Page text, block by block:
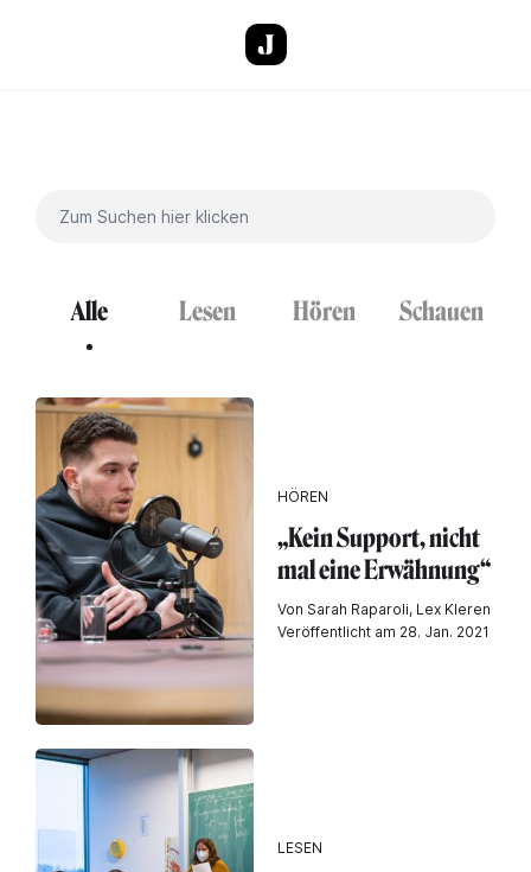
Alle Lesen Hören Schauen
HÖREN
„Kein Support, nicht
mal eine Erwähnung“
Von Sarah Raparoli, Lex Kleren
Veröffentlicht am 28. Jan. 2021
LESEN